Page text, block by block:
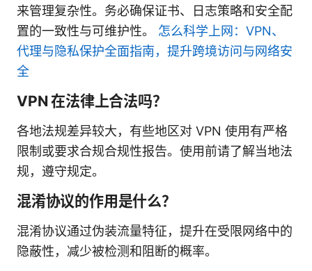
来管理复杂性。务必确保证书、日志策略和安全配
置的一致性与可维护性。 怎么科学上网：VPN、
代理与隐私保护全面指南，提升跨境访问与网络安
全
VPN 在法律上合法吗？
各地法规差异较大，有些地区对 VPN 使用有严格
限制或要求合规合规性报告。使用前请了解当地法
规，遵守规定。
混淆协议的作用是什么？
混淆协议通过伪装流量特征，提升在受限网络中的
隐蔽性，减少被检测和阻断的概率。